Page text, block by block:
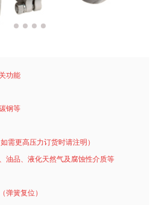
功能
钢等
需更高压力订货时请注明）
油品、液化天然气及腐蚀性介质等
弹簧复位）